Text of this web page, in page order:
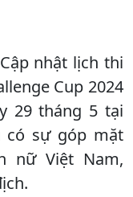
nhật lịch thi
Cup 2024
29 tháng 5 tại
có sự góp mặt
nữ Việt Nam,